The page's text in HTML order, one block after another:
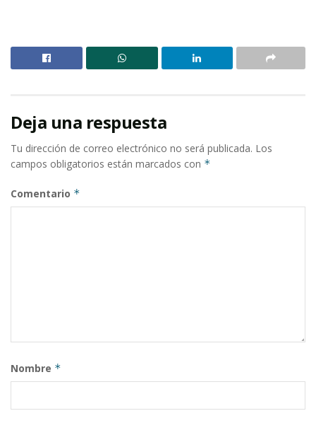
Deja una respuesta
Tu dirección de correo electrónico no será publicada. Los
campos obligatorios están marcados con *
Comentario *
Nombre *